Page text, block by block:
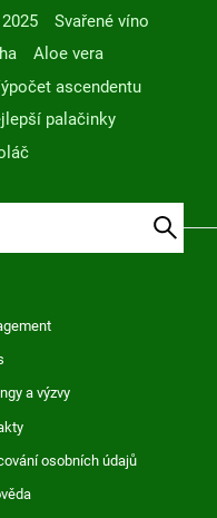
Svařené víno
Aloe vera
ascendentu
palačinky
a výzvy
osobních údajů